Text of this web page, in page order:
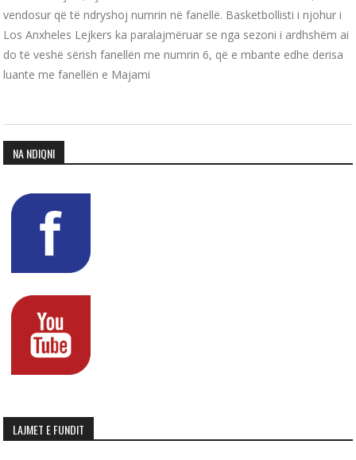
vendosur që të ndryshoj numrin në fanellë. Basketbollisti i njohur i
Los Anxheles Lejkers ka paralajmëruar se nga sezoni i ardhshëm ai
do të veshë sërish fanellën me numrin 6, që e mbante edhe derisa
luante me fanellën e Majami
NA NDIQNI
LAJMET E FUNDIT